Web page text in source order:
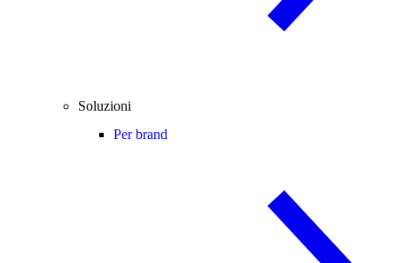
Soluzioni
Per brand